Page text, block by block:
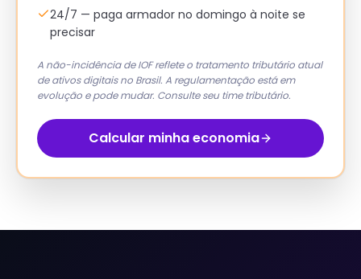
24/7 — paga armador no domingo à noite se
precisar
A não-incidência de IOF reflete o tratamento tributário atual
de ativos digitais no Brasil. A regulamentação está em
evolução e pode mudar. Consulte seu time tributário.
Calcular minha economia